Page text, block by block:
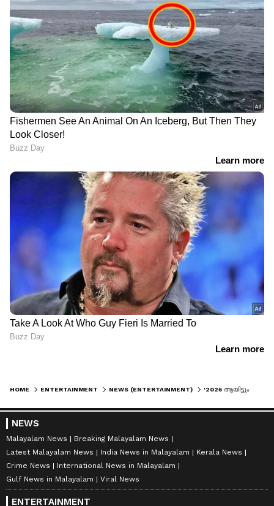
HOME ENTERTAINMENT NEWS (ENTERTAINMENT)
NEWS
Malayalam News
Breaking Malayalam News
Latest Malayalam News
India News in Malayalam
Kerala News
Crime News
International News in Malayalam
Gulf News in Malayalam
Viral News
ENTERTAINMENT